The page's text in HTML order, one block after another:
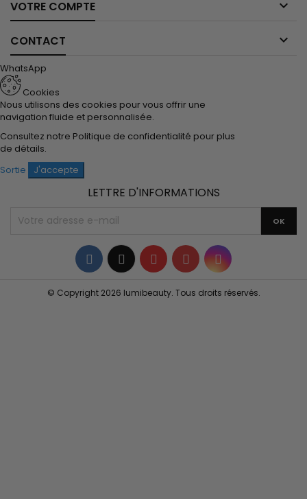
VOTRE COMPTE 
CONTACT 
WhatsApp
Cookies
Nous utilisons des cookies pour vous offrir une
navigation fluide et personnalisée.
Consultez notre Politique de confidentialité pour plus
de détails.
Sortie
J'accepte
LETTRE D'INFORMATIONS
Facebook
TwitterYouTubePinterestInstagram
© Copyright 2026 lumibeauty. Tous droits réservés.